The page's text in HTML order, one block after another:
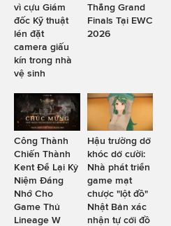
vì cựu Giám
đốc Kỹ thuật
lén đặt
camera giấu
kín trong nhà
vệ sinh
Thẳng Grand
Finals Tại EWC
2026
Công Thành
Chiến Thành
Kent Để Lại Kỷ
Niệm Đáng
Nhớ Cho
Game Thủ
Lineage W
Hậu trường dở
khóc dở cười:
Nhà phát triển
game mạt
chược "lột đồ"
Nhật Bản xác
nhận tự cởi đồ